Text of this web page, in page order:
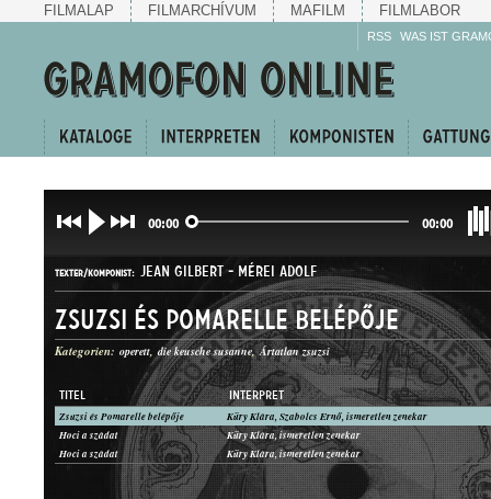
FILMALAP FILMARCHÍVUM MAFILM FILMLABOR
RSS WAS IST
00:00 00:00
TEXTER/KOMPONIST: JEAN GILBERT- MÉREI ADOLF
GATTUNG: DUETT
Zsuzsi és Pomarelle belépője
Kategorien: operett die keusche susanne Ártatlan zsuzsi
TITEL INTERPRET
Zsuzsi és Pomarelle belépője
Küry Klára, Szabolcs Ernő, ismeretlen zenekar
Hoci a szádat
Küry Klára, ismeretlen zenekar
Hoci a szádat
Küry Klára, ismeretlen zenekar